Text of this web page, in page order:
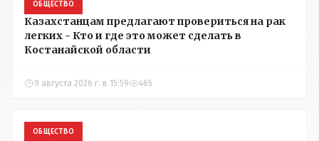
ОБЩЕСТВО
Казахстанцам предлагают провериться на рак
легких - Кто и где это может сделать в
Костанайской области
9 августа 2026 г. в 15:59 465
ОБЩЕСТВО